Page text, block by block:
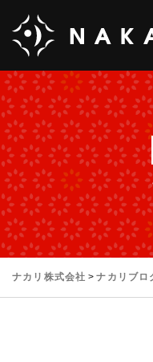
ナカリ株式会社 >ナカリブロ